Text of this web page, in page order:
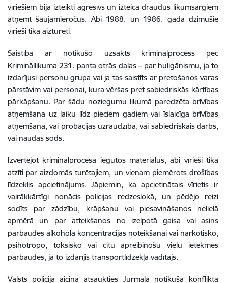
vīriešiem bija izteikti agresīvs un izteica draudus likumsargiem
atņemt šaujamieročus. Abi 1988. un 1986. gadā dzimušie
vīrieši tika aizturēti.
Saistībā ar notikušo uzsākts kriminālprocess pēc
Krimināllikuma 231. panta otrās daļas–par huligānismu, ja to
izdarījusi personu grupa vai ja tas saistīts ar pretošanos varas
pārstāvim vai personai, kura vēršas pret sabiedriskās kārtības
pārkāpšanu. Par šādu noziegumu likumā paredzēta brīvības
atņemšana uz laiku līdz pieciem gadiem vai īslaicīga brīvības
atņemšana, vai probācijas uzraudzība, vai sabiedriskais darbs,
vai naudas sods.
Izvērtējot kriminālprocesā iegūtos materiālus, abi vīrieši tika
atzīti par aizdomās turētajiem, un vienam piemērots drošības
līdzeklis apcietinājums. Jāpiemin, ka apcietinātais vīrietis ir
vairākkārtīgi nonācis policijas redzeslokā, un pēdējo reizi
sodīts par zādzību, krāpšanu vai piesavināšanos nelielā
apmērā un par atteikšanos no izelpotā gaisa vai asins
pārbaudes alkohola koncentrācijas noteikšanai vai narkotisko,
psihotropo, toksisko vai citu apreibinošu vielu ietekmes
pārbaudes, ja to izdarījis transportlīdzekļa vadītājs.
Valsts policija aicina atsaukties Jūrmalā notikušā konflikta